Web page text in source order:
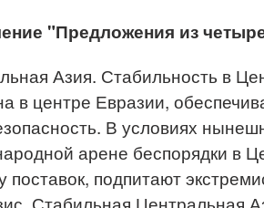
"Предложения из
Азия. Стабильность в
в центре Евразии,
В условиях
арене беспорядки в
поставок, подпитают
Стабильная Центральная